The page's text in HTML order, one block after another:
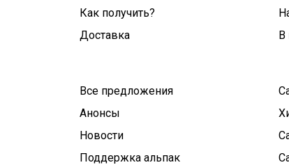
Как получить?
Доставка
В
Все предложения
Анонсы
Новости
Поддержка альпак